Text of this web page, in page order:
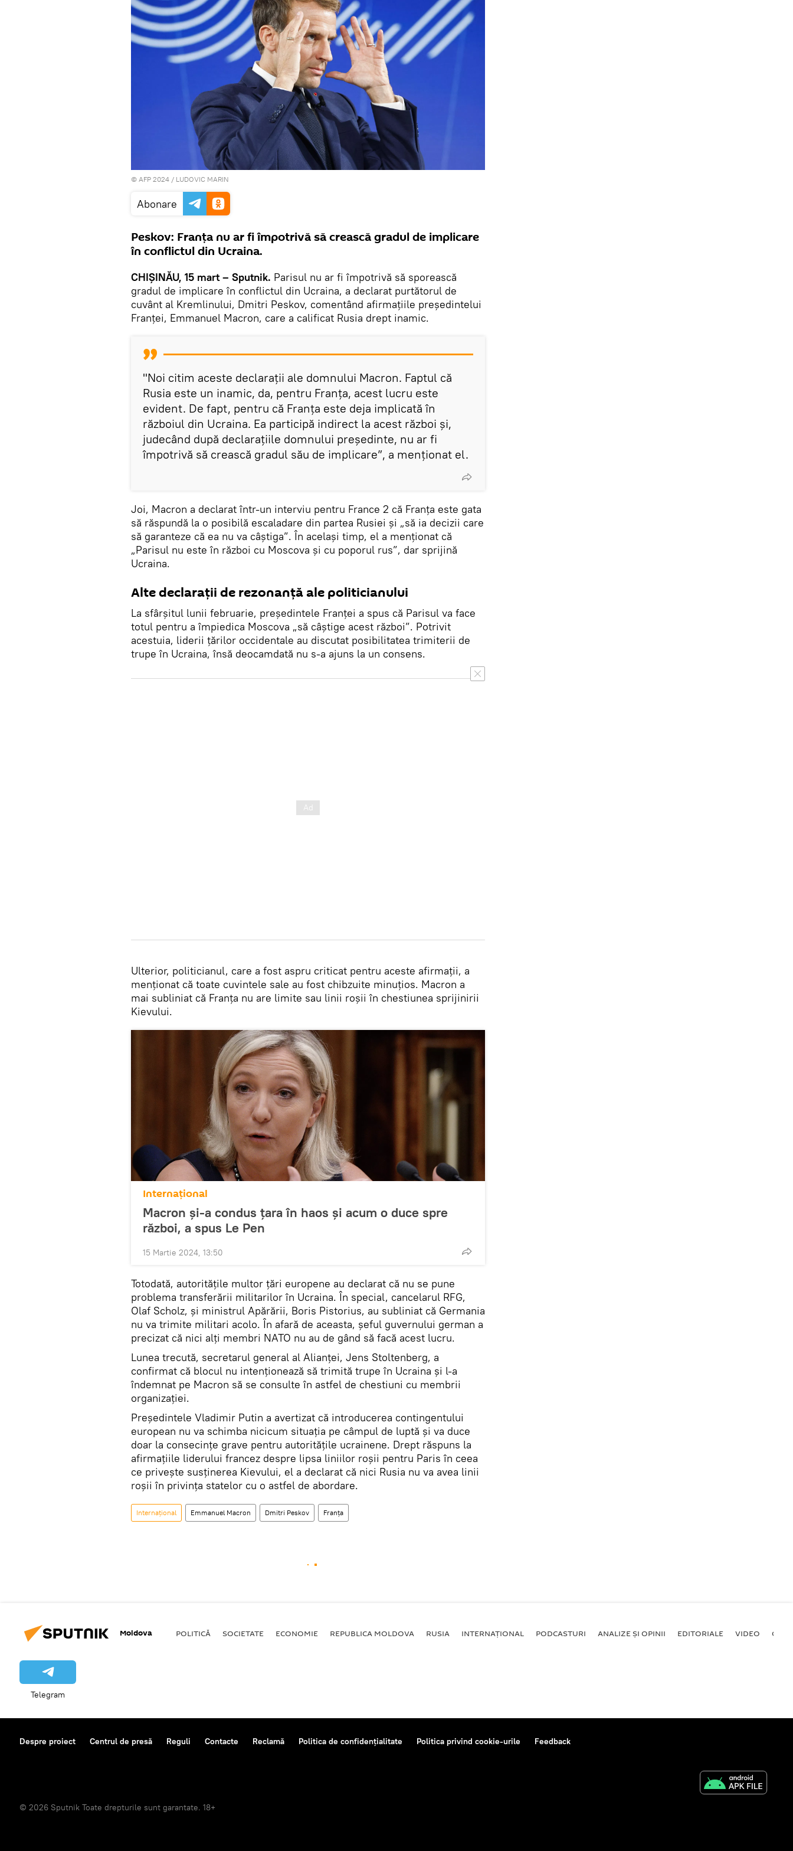
© AFP 2024 / LUDOVIC MARIN
Abonare
Peskov: Franța nu ar fi împotrivă să crească gradul de implicare
în conflictul din Ucraina.
CHIȘINĂU, 15 mart – Sputnik. Parisul nu ar fi împotrivă să sporească
gradul de implicare în conflictul din Ucraina, a declarat purtătorul de
cuvânt al Kremlinului, Dmitri Peskov, comentând afirmațiile președintelui
Franței, Emmanuel Macron, care a calificat Rusia drept inamic.
"Noi citim aceste declarații ale domnului Macron. Faptul că
Rusia este un inamic, da, pentru Franța, acest lucru este
evident. De fapt, pentru că Franța este deja implicată în
războiul din Ucraina. Ea participă indirect la acest război și,
judecând după declarațiile domnului președinte, nu ar fi
împotrivă să crească gradul său de implicare”, a menționat el.
Joi, Macron a declarat într-un interviu pentru France 2 că Franța este gata
să răspundă la o posibilă escaladare din partea Rusiei și „să ia decizii care
să garanteze că ea nu va câștiga”. În același timp, el a menționat că
„Parisul nu este în război cu Moscova și cu poporul rus”, dar sprijină
Ucraina.
Alte declarații de rezonanță ale politicianului
La sfârșitul lunii februarie, președintele Franței a spus că Parisul va face
totul pentru a împiedica Moscova „să câștige acest război”. Potrivit
acestuia, liderii țărilor occidentale au discutat posibilitatea trimiterii de
trupe în Ucraina, însă deocamdată nu s-a ajuns la un consens.
Ulterior, politicianul, care a fost aspru criticat pentru aceste afirmații, a
menționat că toate cuvintele sale au fost chibzuite minuțios. Macron a
mai subliniat că Franța nu are limite sau linii roșii în chestiunea sprijinirii
Kievului.
Internațional
Macron și-a condus țara în haos și acum o duce spre
război, a spus Le Pen
15 Martie 2024, 13:50
Totodată, autoritățile multor țări europene au declarat că nu se pune
problema transferării militarilor în Ucraina. În special, cancelarul RFG,
Olaf Scholz, și ministrul Apărării, Boris Pistorius, au subliniat că Germania
nu va trimite militari acolo. În afară de aceasta, șeful guvernului german a
precizat că nici alți membri NATO nu au de gând să facă acest lucru.
Lunea trecută, secretarul general al Alianței, Jens Stoltenberg, a
confirmat că blocul nu intenționează să trimită trupe în Ucraina și l-a
îndemnat pe Macron să se consulte în astfel de chestiuni cu membrii
organizației.
Președintele Vladimir Putin a avertizat că introducerea contingentului
european nu va schimba nicicum situația pe câmpul de luptă și va duce
doar la consecințe grave pentru autoritățile ucrainene. Drept răspuns la
afirmațiile liderului francez despre lipsa liniilor roșii pentru Paris în ceea
ce privește susținerea Kievului, el a declarat că nici Rusia nu va avea linii
roșii în privința statelor cu o astfel de abordare.
Internațional Emmanuel Macron Dmitri Peskov Franța
Moldova POLITICĂ SOCIETATE ECONOMIE REPUBLICA MOLDOVA RUSIA INTERNAȚIONAL PODCASTURI ANALIZE ȘI OPINII EDITORIALE VIDEO
Telegram
Despre proiect Centrul de presă Reguli Contacte Reclamă Politica de confidențialitate Politica privind cookie-urile Feedback
© 2026 Sputnik Toate drepturile sunt garantate. 18+